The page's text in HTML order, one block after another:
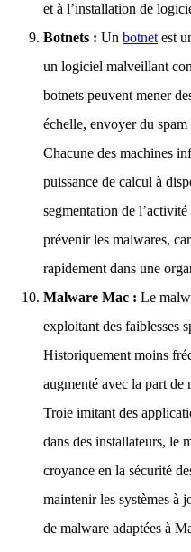
et à l’installation de
Botnets : Un botnetest
un logiciel malveillant
botnets peuvent mener
échelle, envoyer du
Chacune des machines
puissance de calcul à
segmentation de
prévenir les malwares,
rapidement dans une
Malware Mac : Le
exploitant des faiblesses
Historiquement moins
augmenté avec la part de
Troie imitant des
dans des installateurs, le
croyance en la sécurité
maintenir les systèmes à
de malware adaptées à